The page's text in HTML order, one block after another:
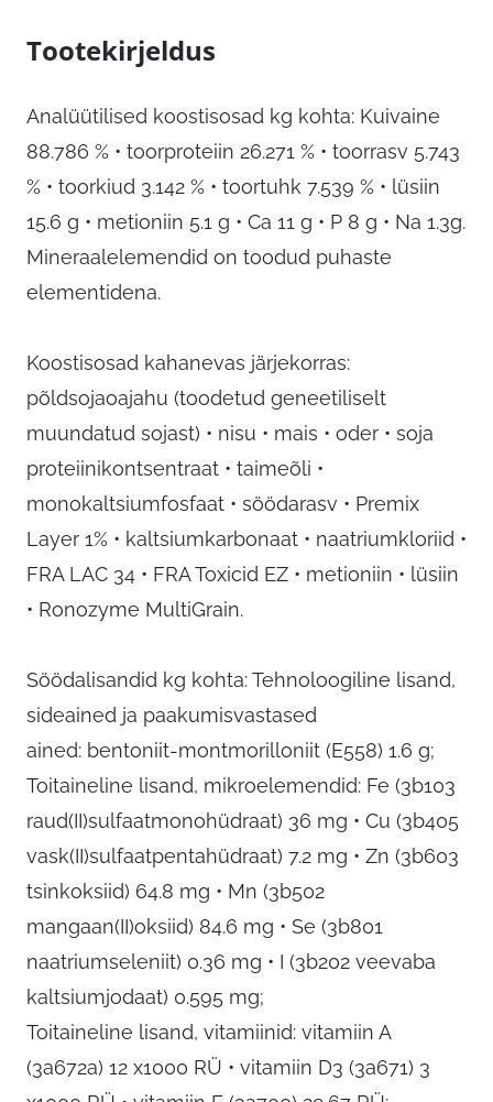
Tootekirjeldus
Analüütilised koostisosad kg kohta: Kuivaine
88.786 % • toorproteiin 26.271 % • toorrasv 5.743
% • toorkiud 3.142 % • toortuhk 7.539 % • lüsiin
15.6 g • metioniin 5.1 g • Ca 11 g • P 8 g • Na 1.3g.
Mineraalelemendid on toodud puhaste
elementidena.
Koostisosad kahanevas järjekorras:
põldsojaoajahu (toodetud geneetiliselt
muundatud sojast) • nisu • mais • oder • soja
proteiinikontsentraat • taimeõli •
monokaltsiumfosfaat • söödarasv • Premix
Layer 1% • kaltsiumkarbonaat • naatriumkloriid •
FRA LAC 34 • FRA Toxicid EZ • metioniin • lüsiin
• Ronozyme MultiGrain.
Söödalisandid kg kohta: Tehnoloogiline lisand,
sideained ja paakumisvastased
ained: bentoniit-montmorilloniit (E558) 1.6 g;
Toitaineline lisand, mikroelemendid: Fe (3b103
raud(II)sulfaatmonohüdraat) 36 mg • Cu (3b405
vask(II)sulfaatpentahüdraat) 7.2 mg • Zn (3b603
tsinkoksiid) 64.8 mg • Mn (3b502
mangaan(II)oksiid) 84.6 mg • Se (3b801
naatriumseleniit) 0.36 mg • I (3b202 veevaba
kaltsiumjodaat) 0.595 mg;
Toitaineline lisand, vitamiinid: vitamiin A
(3a672a) 12 x1000 RÜ • vitamiin D3 (3a671) 3